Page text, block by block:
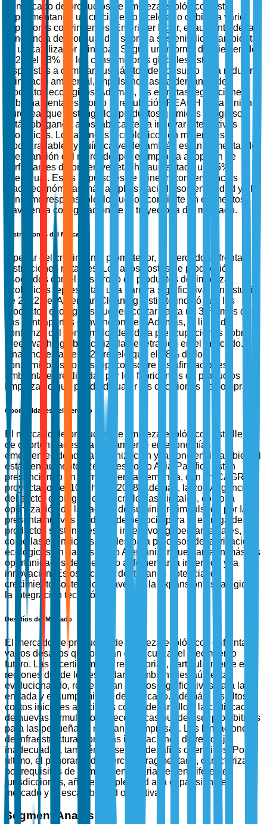
El mercado de productos de limpieza ecológicos está
experimentando un crecimiento acelerado debido a varios
impulsores convincentes. En primer lugar, el aumento de la
conciencia del consumidor sobre la sostenibilidad ambiental
es un catalizador principal. Según un informe de Nielsen de
2023, el 73% de los consumidores globales están
dispuestos a cambiar sus hábitos de consumo para reducir
el impacto ambiental, impulsando así la demanda de
productos ecológicos. Además, las estrictas regulaciones
gubernamentales, como la regulación REACH de la Unión
Europea, que restringe los productos químicos peligrosos,
están obligando a los fabricantes a innovar alternativas
ecológicas. Los avances tecnológicos en materiales
biodegradables y química verde también están alimentando
la expansión del mercado; por ejemplo, la adopción de
surfactantes de origen vegetal ha aumentado un 35%
interanual. Estos impulsores se alinean con tendencias
macroeconómicas más amplias hacia la sostenibilidad y el
consumo responsable, lo que los convierte en elementos
clave en la configuración de la trayectoria del mercado.
Restricciones del Mercado
A pesar del crecimiento prometedor, el mercado enfrenta
restricciones notables. Los altos costos de producción
asociados con el desarrollo de productos de limpieza
ecológicos representan una barrera significativa. Un estudio
de 2022 del American Cleaning Institute indicó que los
productos ecológicos pueden costar hasta un 30% más que
sus contrapartes convencionales. Además, la limitada
confianza del consumidor debido a preocupaciones sobre el
greenwashing obstaculiza la penetración en el mercado.
Una encuesta de 2021 reveló que el 48% de los
consumidores son escépticos sobre las afirmaciones
ambientales realizadas por los fabricantes de productos de
limpieza, lo que puede disuadir las decisiones de compra.
Oportunidades del Mercado
El mercado de productos de limpieza ecológicos está lleno
de oportunidades, particularmente en economías
emergentes donde la urbanización y la conciencia ambiental
están en aumento. Regiones como Asia-Pacífico están
presenciando un aumento en la demanda, con un CAGR
proyectado del 10% hasta 2028. Además, la convergencia
del sector ecológico con tecnologías digitales, como la
optimización de la cadena de suministro impulsada por IA,
presenta nuevos modelos de negocio para la entrega de
productos sostenibles. Los incentivos gubernamentales,
como las exenciones fiscales para procesos de fabricación
ecológicos en países como Alemania, refuerzan aún más las
oportunidades del mercado al fomentar la inversión y la
innovación. Estos factores destacan el potencial de
crecimiento sostenido a través de la expansión estratégica y
la integración tecnológica.
Desafíos del Mercado
El mercado de productos de limpieza ecológicos enfrenta
varios desafíos que podrían obstaculizar el crecimiento
futuro. Las incertidumbres regulatorias, particularmente en
regiones donde los estándares ambientales aún están
evolucionando, representan riesgos significativos para la
entrada y el cumplimiento del mercado. Además, los altos
costos iniciales asociados con el desarrollo y la certificación
de nuevas formulaciones ecológicas pueden ser prohibitivos
para las pequeñas y medianas empresas. Las limitaciones
de infraestructura, como las instalaciones de reciclaje
inadecuadas, también presentan desafíos operativos. Por
último, el panorama de mercado fragmentado, caracterizado
por requisitos de cumplimiento variables en diferentes
jurisdicciones, añade complejidad a la expansión del
mercado y la escalabilidad operativa.
Segment Analysis